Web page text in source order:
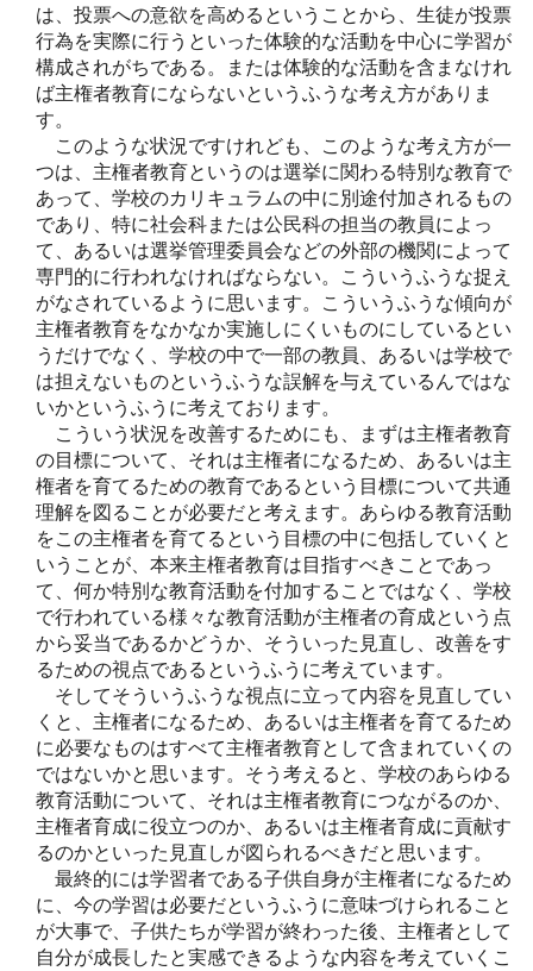
は、投票への意欲を高めるということから、生徒が投票
行為を実際に行うといった体験的な活動を中心に学習が
構成されがちである。または体験的な活動を含まなけれ
ば主権者教育にならないというふうな考え方がありま
す。
このような状況ですけれども、このような考え方が一
つは、主権者教育というのは選挙に関わる特別な教育で
あって、学校のカリキュラムの中に別途付加されるもの
であり、特に社会科または公民科の担当の教員によっ
て、あるいは選挙管理委員会などの外部の機関によって
専門的に行われなければならない。こういうふうな捉え
がなされているように思います。こういうふうな傾向が
主権者教育をなかなか実施しにくいものにしているとい
うだけでなく、学校の中で一部の教員、あるいは学校で
は担えないものというふうな誤解を与えているんではな
いかというふうに考えております。
こういう状況を改善するためにも、まずは主権者教育
の目標について、それは主権者になるため、あるいは主
権者を育てるための教育であるという目標について共通
理解を図ることが必要だと考えます。あらゆる教育活動
をこの主権者を育てるという目標の中に包括していくと
いうことが、本来主権者教育は目指すべきことであっ
て、何か特別な教育活動を付加することではなく、学校
で行われている様々な教育活動が主権者の育成という点
から妥当であるかどうか、そういった見直し、改善をす
るための視点であるというふうに考えています。
そしてそういうふうな視点に立って内容を見直してい
くと、主権者になるため、あるいは主権者を育てるため
に必要なものはすべて主権者教育として含まれていくの
ではないかと思います。そう考えると、学校のあらゆる
教育活動について、それは主権者教育につながるのか、
主権者育成に役立つのか、あるいは主権者育成に貢献す
るのかといった見直しが図られるべきだと思います。
最終的には学習者である子供自身が主権者になるため
に、今の学習は必要だというふうに意味づけられること
が大事で、子供たちが学習が終わった後、主権者として
自分が成長したと実感できるような内容を考えていくこ